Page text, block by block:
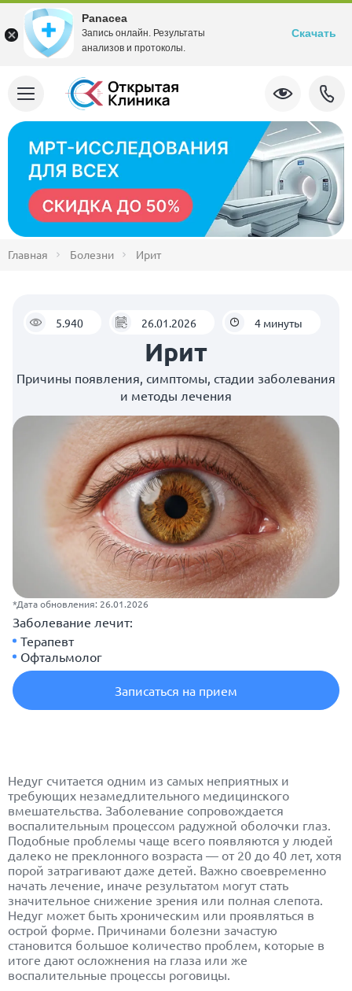
Главная Болезни Ирит
5.940 26.01.2026 4 минуты
Ирит
Причины появления, симптомы, стадии заболевания
и методы лечения
*Дата обновления: 26.01.2026
Заболевание лечит:
Терапевт
Офтальмолог
Записаться на прием
Недуг считается одним из самых неприятных и
требующих незамедлительного медицинского
вмешательства. Заболевание сопровождается
воспалительным процессом радужной оболочки глаз.
Подобные проблемы чаще всего появляются у людей
далеко не преклонного возраста — от 20 до 40 лет, хотя
порой затрагивают даже детей. Важно своевременно
начать лечение, иначе результатом могут стать
значительное снижение зрения или полная слепота.
Недуг может быть хроническим или проявляться в
острой форме. Причинами болезни зачастую
становится большое количество проблем, которые в
итоге дают осложнения на глаза или же
воспалительные процессы роговицы.
Panacea
Запись онлайн. Результаты
анализов и протоколы.
Скачать